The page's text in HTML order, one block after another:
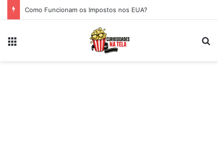
Como Funcionam os Impostos nos EUA?